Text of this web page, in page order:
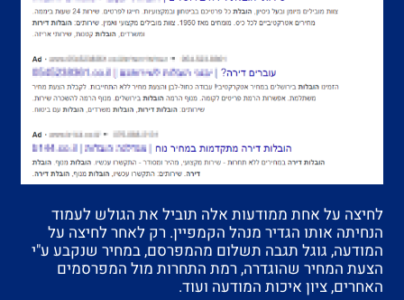
לחיצה על אחת ממודעות אלה תוביל את הגולש לעמוד
הנחיתה אותו הגדיר מנהל הקמפיין. רק לאחר לחיצה על
המודעה, גוגל תגבה תשלום מהמפרסם, במחיר שנקבע ע"י
הצעת המחיר שהוגדרה, רמת התחרות מול המפרסמים
האחרים, ציון איכות המודעה ועוד.